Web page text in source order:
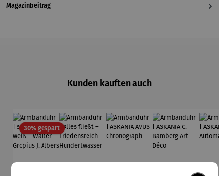
Magazinbeitrag
Kunden kauften auch
30% gespartRabatt